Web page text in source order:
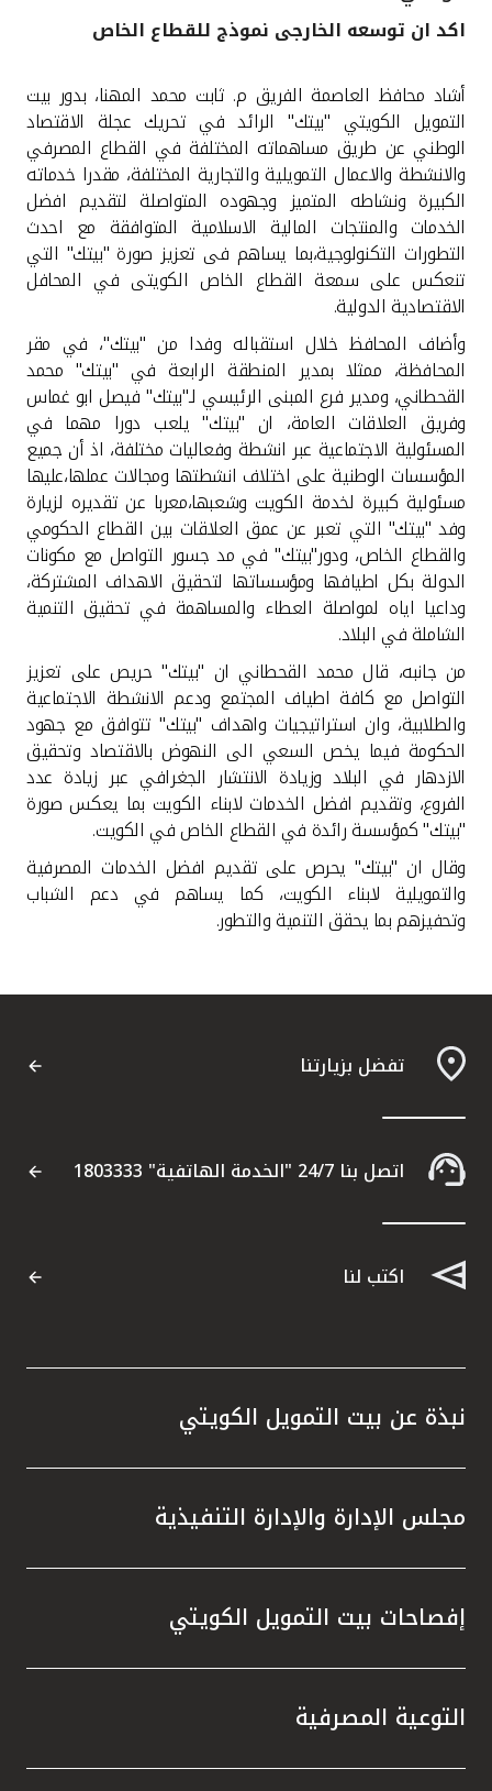
القنوات المصرفية
أدوات وخدمات
خدمات ما بعد البيع
اتصل بنا
مواقع الفروع وأجهزة الصرف الآلي
ألمانيا
ماليزيا
تركيا
مصر
المملكة المتحدة
مملكة البحرين
اكد ان توسعه الخارجى نموذج للقطاع الخاص
أشاد محافظ العاصمة الفريق م. ثابت محمد المهنا، بدور بيت
التمويل الكويتي "بيتك" الرائد في تحريك عجلة الاقتصاد
الوطني عن طريق مساهماته المختلفة في القطاع المصرفي
والانشطة والاعمال التمويلية والتجارية المختلفة، مقدرا خدماته
الكبيرة ونشاطه المتميز وجهوده المتواصلة لتقديم افضل
الخدمات والمنتجات المالية الاسلامية المتوافقة مع احدث
التطورات التكنولوجية،بما يساهم فى تعزيز صورة "بيتك" التي
تنعكس على سمعة القطاع الخاص الكويتى في المحافل
الاقتصادية الدولية.
وأضاف المحافظ خلال استقباله وفدا من "بيتك"، في مقر
المحافظة، ممثلا بمدير المنطقة الرابعة في "بيتك" محمد
القحطاني، ومدير فرع المبنى الرئيسي لـ"بيتك" فيصل ابو غماس
وفريق العلاقات العامة، ان "بيتك" يلعب دورا مهما في
المسئولية الاجتماعية عبر انشطة وفعاليات مختلفة، اذ أن جميع
المؤسسات الوطنية على اختلاف انشطتها ومجالات عملها،عليها
مسئولية كبيرة لخدمة الكويت وشعبها،معربا عن تقديره لزيارة
وفد "بيتك" التي تعبر عن عمق العلاقات بين القطاع الحكومي
والقطاع الخاص، ودور"بيتك" في مد جسور التواصل مع مكونات
الدولة بكل اطيافها ومؤسساتها لتحقيق الاهداف المشتركة،
وداعيا اياه لمواصلة العطاء والمساهمة في تحقيق التنمية
الشاملة في البلاد.
من جانبه، قال محمد القحطاني ان "بيتك" حريص على تعزيز
التواصل مع كافة اطياف المجتمع ودعم الانشطة الاجتماعية
والطلابية، وان استراتيجيات واهداف "بيتك" تتوافق مع جهود
الحكومة فيما يخص السعي الى النهوض بالاقتصاد وتحقيق
الازدهار في البلاد وزيادة الانتشار الجغرافي عبر زيادة عدد
الفروع، وتقديم افضل الخدمات لابناء الكويت بما يعكس صورة
"بيتك" كمؤسسة رائدة في القطاع الخاص في الكويت.
وقال ان "بيتك" يحرص على تقديم افضل الخدمات المصرفية
والتمويلية لابناء الكويت، كما يساهم في دعم الشباب
وتحفيزهم بما يحقق التنمية والتطور.
تفضل بزيارتنا
اتصل بنا 24/7 "الخدمة الهاتفية" 1803333
اكتب لنا
نبذة عن بيت التمويل الكويتي
مجلس الإدارة والإدارة التنفيذية
إفصاحات بيت التمويل الكويتي
التوعية المصرفية